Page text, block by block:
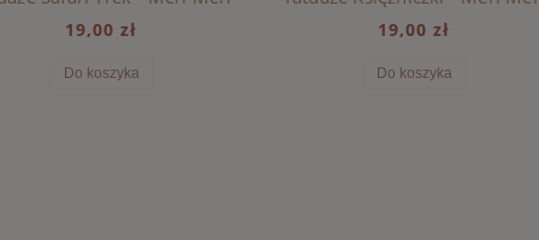
19,00 zł
Do koszyka
19,00 zł
Do koszyka